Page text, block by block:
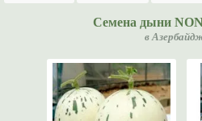
Семена дыни
в